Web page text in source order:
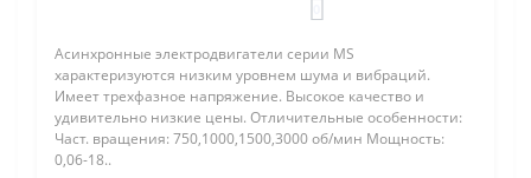
Асинхронные электродвигатели серии MS
характеризуются низким уровнем шума и вибраций.
Имеет трехфазное напряжение. Высокое качество и
удивительно низкие цены. Отличительные особенности:
Част. вращения: 750,1000,1500,3000 об/мин Мощность:
0,06-18..